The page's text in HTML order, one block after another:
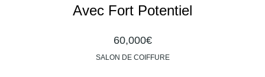
Avec Fort Potentiel
60,000€
SALON DE COIFFURE